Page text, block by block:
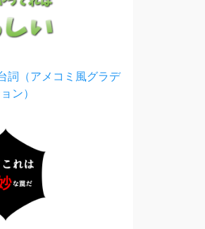
詞（アメコミ風グラデ
ン）